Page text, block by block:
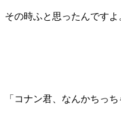
その時ふと思ったんですよ
「コナン君、なんかちっち